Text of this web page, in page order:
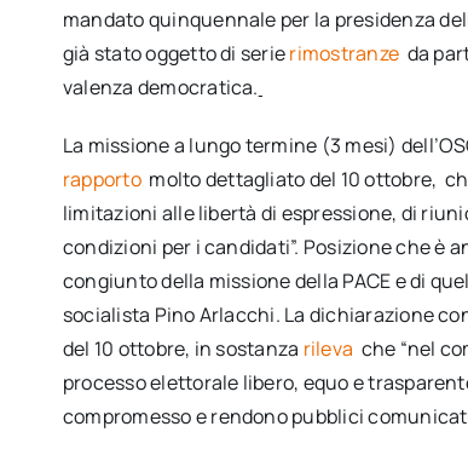
mandato quinquennale per la presidenza
già stato oggetto di serierimostranze da
valenza democratica.
La missione a lungo termine (3 mesi)
rapporto molto dettagliato del 10 ottobre,
limitazioni alle libertà di espressione, di
condizioni per i candidati”. Posizione che è
congiunto della missione della PACE e di
socialista Pino Arlacchi. La dichiarazione
del 10 ottobre, in sostanza rileva che “nel
processo elettorale libero, equo e
compromesso e rendono pubblici